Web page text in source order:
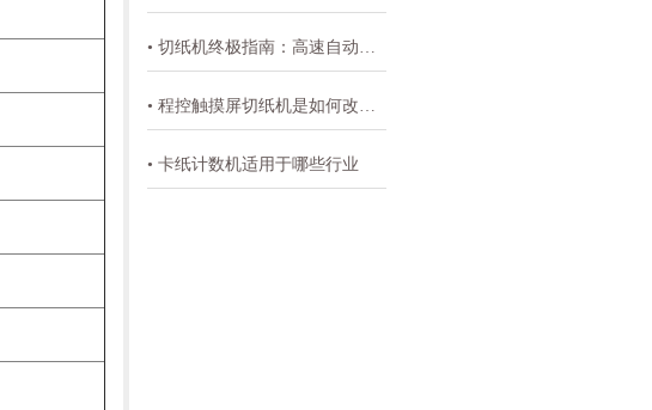
• 切纸机终极指南：高速自动切纸机的工作原理与综合解析
• 程控触摸屏切纸机是如何改变印刷切纸裁切和纸制品切割
• 卡纸计数机适用于哪些行业